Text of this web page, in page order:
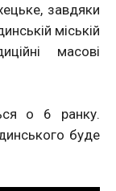
завдяки
міській
масові
о 6 ранку.
буде